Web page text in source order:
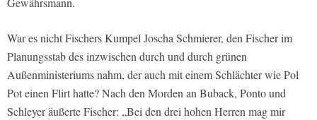
War es nicht Fischers Kumpel Joscha Schmierer, den Fischer im
Planungsstab des inzwischen durch und durch grünen
Außenministeriums nahm, der auch mit einem Schlächter wie Pol
Pot einen Flirt hatte? Nach den Morden an Buback, Ponto und
Schleyer äußerte Fischer: „Bei den drei hohen Herren mag mir